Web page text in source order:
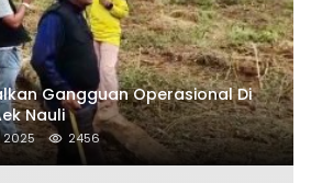
Gangguan Operasional Di
Nauli
2025 2456